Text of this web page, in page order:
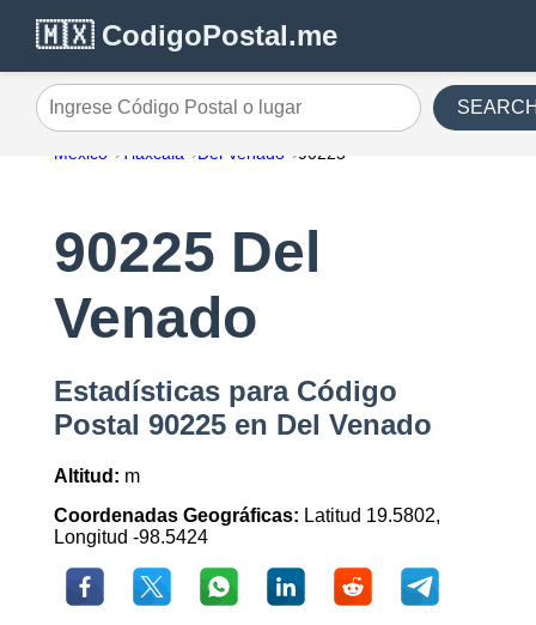
🇲🇽 CodigoPostal.me
Ingrese Código Postal o lugar
México Tlaxcala Del Venado 90225
90225 Del
Venado
Estadísticas para Código
Postal 90225 en Del Venado
Altitud: m
Coordenadas Geográficas: Latitud 19.5802,
Longitud -98.5424